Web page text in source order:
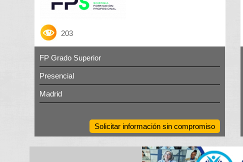
203
FP Grado Superior
Presencial
Madrid
Solicitar información sin compromiso